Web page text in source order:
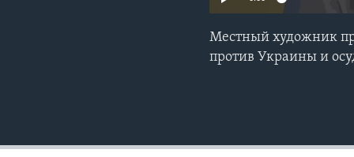
Местный художник
против Украины и